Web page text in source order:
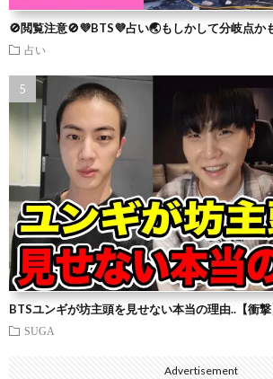
🚫閲覧注意🚫💜BTS💜占い🌏もしかして分岐点か
占い
BTSユンギが坊主頭を見せない本当の理由..【衝撃
SUGA
Advertisement